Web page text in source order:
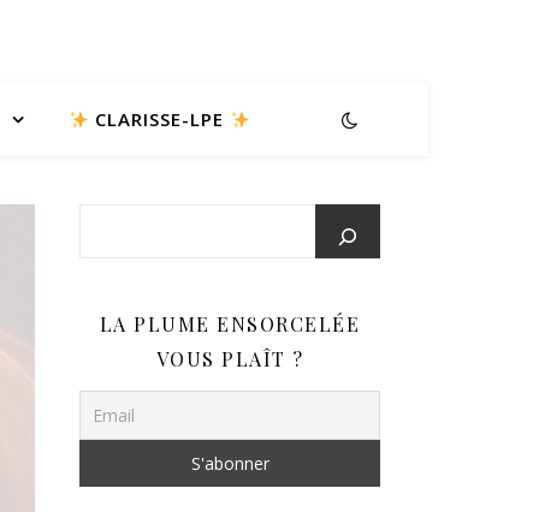
CLARISSE-LPE
LA PLUME ENSORCELÉE
VOUS PLAÎT ?